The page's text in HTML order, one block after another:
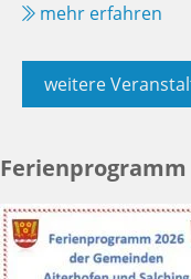
mehr erfahren
weitere
Ferienprogramm